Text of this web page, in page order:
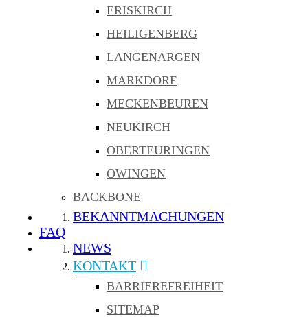
ERISKIRCH
HEILIGENBERG
LANGENARGEN
MARKDORF
MECKENBEUREN
NEUKIRCH
OBERTEURINGEN
OWINGEN
BACKBONE
BEKANNTMACHUNGEN
FAQ
NEWS
KONTAKT
BARRIEREFREIHEIT
SITEMAP